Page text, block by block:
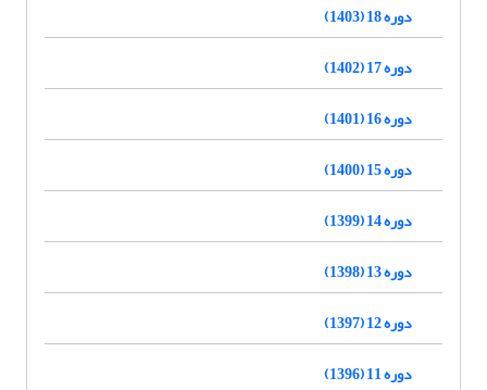
دوره 18 (1403)
دوره 17 (1402)
دوره 16 (1401)
دوره 15 (1400)
دوره 14 (1399)
دوره 13 (1398)
دوره 12 (1397)
دوره 11 (1396)